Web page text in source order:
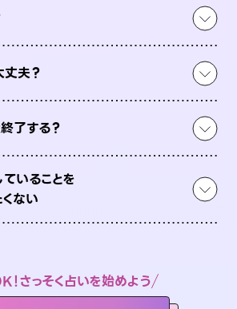
夫？
了する？
いることを
ない
！さっそく占いを始めよう